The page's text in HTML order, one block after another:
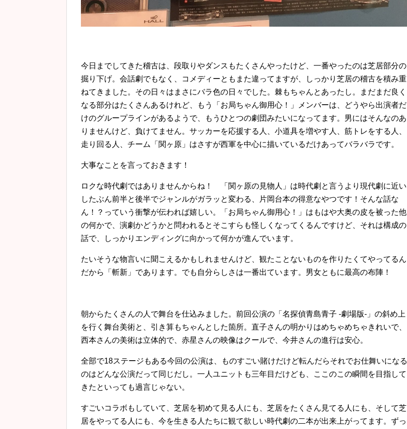
今日までしてきた稽古は、段取りやダンスもたくさんやったけど、一番やったのは芝居部分の
掘り下げ。会話劇でもなく、コメディーともまた違ってますが、しっかり芝居の稽古を積み重
ねてきました。その日々はまさにバラ色の日々でした。棘もちゃんとあったし。まだまだ良く
なる部分はたくさんあるけれど、もう「お局ちゃん御用心！」メンバーは、どうやら出演者だ
けのグループラインがあるようで、もうひとつの劇団みたいになってます。男にはそんなのあ
りませんけど、負けてません。サッカーを応援する人、小道具を増やす人、筋トレをする人、
走り回る人、チーム「関ヶ原」はさすが西軍を中心に描いているだけあってバラバラです。
大事なことを言っておきます！
ロクな時代劇ではありませんからね！ 「関ヶ原の見物人」は時代劇と言うより現代劇に近い
したぶん前半と後半でジャンルがガラッと変わる、片岡台本の得意なやつです！そんな話な
ん！？っていう衝撃が伝われば嬉しい。「お局ちゃん御用心！」はもはや大奥の皮を被った他
の何かで、演劇かどうかと問われるとそこすらも怪しくなってくるんですけど、それは構成の
話で、しっかりエンディングに向かって何かが進んでいます。
たいそうな物言いに聞こえるかもしれませんけど、観たことないものを作りたくてやってるん
だから「斬新」であります。でも自分らしさは一番出ています。男女ともに最高の布陣！
朝からたくさんの人で舞台を仕込みました。前回公演の「名探偵青島青子 -劇場版-」の斜め上
を行く舞台美術と、引き算もちゃんとした箇所。直子さんの明かりはめちゃめちゃきれいで、
西本さんの美術は立体的で、赤星さんの映像はクールで、今井さんの進行は安心。
全部で18ステージもある今回の公演は、ものすごい賭けだけど転んだらそれでお仕舞いになる
のはどんな公演だって同じだし。一人ユニットも三年目だけども、ここのこの瞬間を目指して
きたといっても過言じゃない。
すごいコラボもしていて、芝居を初めて見る人にも、芝居をたくさん見てる人にも、そして芝
居をやってる人にも、今を生きる人たちに観て欲しい時代劇の二本が出来上がってます。ずっ